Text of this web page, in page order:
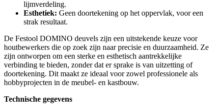
lijmverdeling.
Esthetiek: Geen doortekening op het oppervlak, voor een
strak resultaat.
De Festool DOMINO deuvels zijn een uitstekende keuze voor
houtbewerkers die op zoek zijn naar precisie en duurzaamheid. Ze
zijn ontworpen om een sterke en esthetisch aantrekkelijke
verbinding te bieden, zonder dat er sprake is van uitzetting of
doortekening. Dit maakt ze ideaal voor zowel professionele als
hobbyprojecten in de meubel- en kastbouw.
Technische gegevens